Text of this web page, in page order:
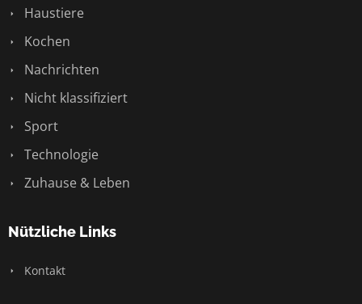
Haustiere
Kochen
Nachrichten
Nicht klassifiziert
Sport
Technologie
Zuhause & Leben
Nützliche Links
Kontakt